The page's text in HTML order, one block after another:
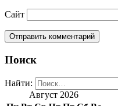
Сайт
Поиск
Найти:
Август 2026